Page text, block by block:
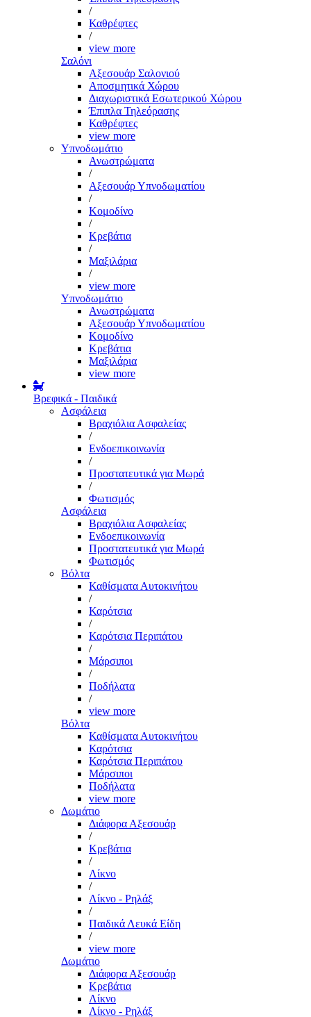
/
Καθρέφτες
/
view more
Σαλόνι
Αξεσουάρ Σαλονιού
Αποσμητικά Χώρου
Διαχωριστικά Εσωτερικού Χώρου
Έπιπλα Τηλεόρασης
Καθρέφτες
view more
Υπνοδωμάτιο
Ανωστρώματα
/
Αξεσουάρ Υπνοδωματίου
/
Κομοδίνο
/
Κρεβάτια
/
Μαξιλάρια
/
view more
Υπνοδωμάτιο
Ανωστρώματα
Αξεσουάρ Υπνοδωματίου
Κομοδίνο
Κρεβάτια
Μαξιλάρια
view more
Βρεφικά - Παιδικά
Ασφάλεια
Βραχιόλια Ασφαλείας
/
Ενδοεπικοινωνία
/
Προστατευτικά για Μωρά
/
Φωτισμός
Ασφάλεια
Βραχιόλια Ασφαλείας
Ενδοεπικοινωνία
Προστατευτικά για Μωρά
Φωτισμός
Βόλτα
Καθίσματα Αυτοκινήτου
/
Καρότσια
/
Καρότσια Περιπάτου
/
Μάρσιποι
/
Ποδήλατα
/
view more
Βόλτα
Καθίσματα Αυτοκινήτου
Καρότσια
Καρότσια Περιπάτου
Μάρσιποι
Ποδήλατα
view more
Δωμάτιο
Διάφορα Αξεσουάρ
/
Κρεβάτια
/
Λίκνο
/
Λίκνο - Ρηλάξ
/
Παιδικά Λευκά Είδη
/
view more
Δωμάτιο
Διάφορα Αξεσουάρ
Κρεβάτια
Λίκνο
Λίκνο - Ρηλάξ